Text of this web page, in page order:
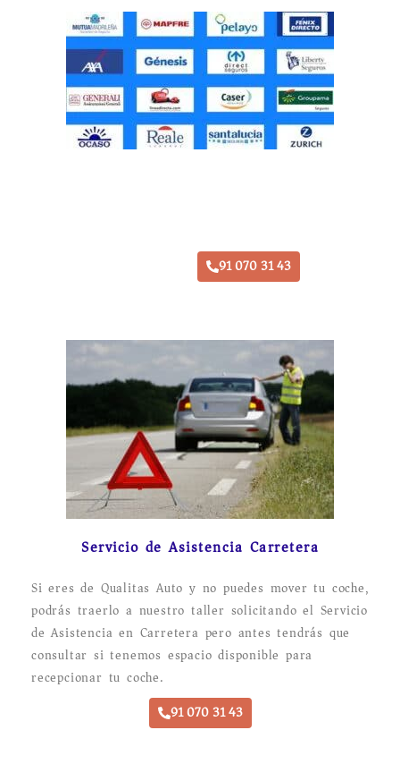
91 070 31 43
Servicio de Asistencia Carretera
Si eres de Qualitas Auto y no puedes mover tu coche,
podrás traerlo a nuestro taller solicitando el Servicio
de Asistencia en Carretera pero antes tendrás que
consultar si tenemos espacio disponible para
recepcionar tu coche.
91 070 31 43